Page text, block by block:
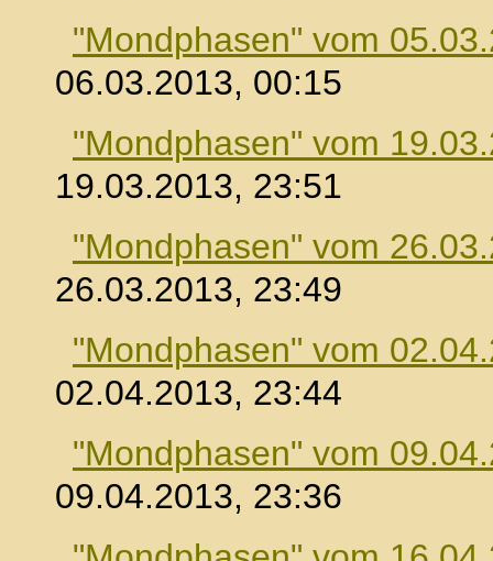
"Mondphasen" vom
06.03.2013, 00:15
"Mondphasen" vom
19.03.2013, 23:51
"Mondphasen" vom
26.03.2013, 23:49
"Mondphasen" vom
02.04.2013, 23:44
"Mondphasen" vom
09.04.2013, 23:36